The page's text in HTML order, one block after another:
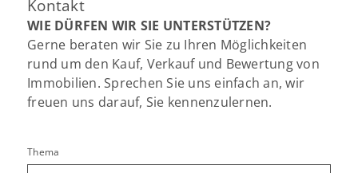
Kontakt
WIE DÜRFEN WIR SIE UNTERSTÜTZEN?
Gerne beraten wir Sie zu Ihren Möglichkeiten
rund um den Kauf, Verkauf und Bewertung von
Immobilien. Sprechen Sie uns einfach an, wir
freuen uns darauf, Sie kennenzulernen.
Thema